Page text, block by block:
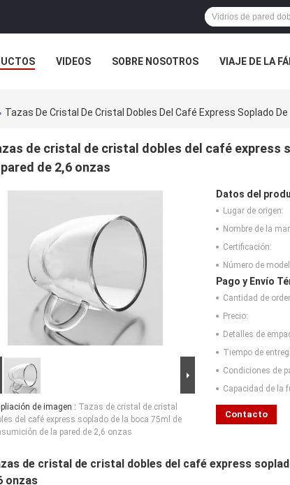
VIDEOS SOBRE NOSOTROS VIAJE DE LA
Tazas De Cristal De Cristal Dobles Del Café Express Soplado
de cristal de cristal dobles del café express
pared de 2,6 onzas
de imagen : Tazas de cristal de cristal
del café express soplado de la boca 75ml de
de la pared de 2,6 onzas
Datos del
Lugar de origen:
Nombre de la
Certificación:
Número de
Pago y Envío
Cantidad de
Precio:
Detalles de
Tiempo de
Condiciones de
Capacidad de la
Contacto
de cristal de cristal dobles del café express
onzas